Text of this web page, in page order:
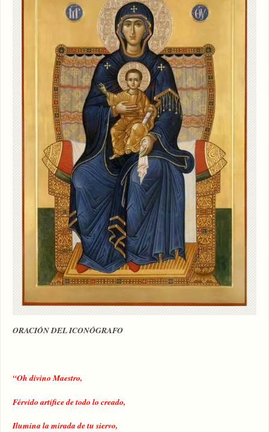
ORACIÓN DEL ICONÓGRAFO
“Oh divino Maestro,
Férvido artífice de todo lo creado,
Ilumina la mirada de tu siervo,